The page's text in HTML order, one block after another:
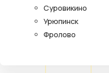
Суровикино
Урюпинск
Фролово